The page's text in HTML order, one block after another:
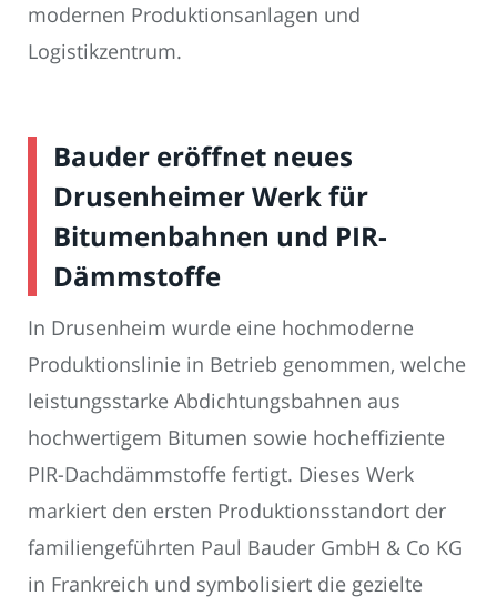
modernen Produktionsanlagen und
Logistikzentrum.
Bauder eröffnet neues
Drusenheimer Werk für
Bitumenbahnen und PIR-
Dämmstoffe
In Drusenheim wurde eine hochmoderne
Produktionslinie in Betrieb genommen, welche
leistungsstarke Abdichtungsbahnen aus
hochwertigem Bitumen sowie hocheffiziente
PIR-Dachdämmstoffe fertigt. Dieses Werk
markiert den ersten Produktionsstandort der
familiengeführten Paul Bauder GmbH & Co KG
in Frankreich und symbolisiert die gezielte